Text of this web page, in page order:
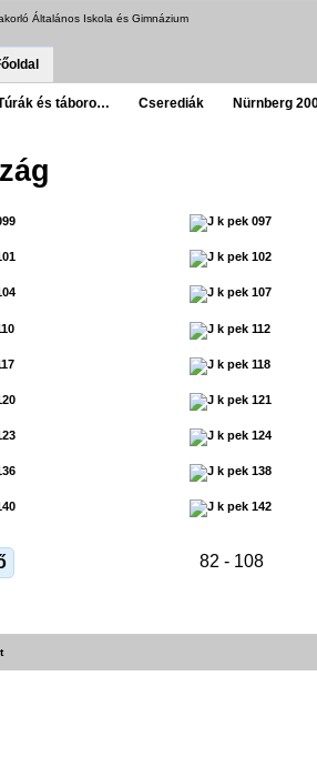
Általános Iskola és Gimnázium
és táboro… Cserediák Nürnberg
82 - 108